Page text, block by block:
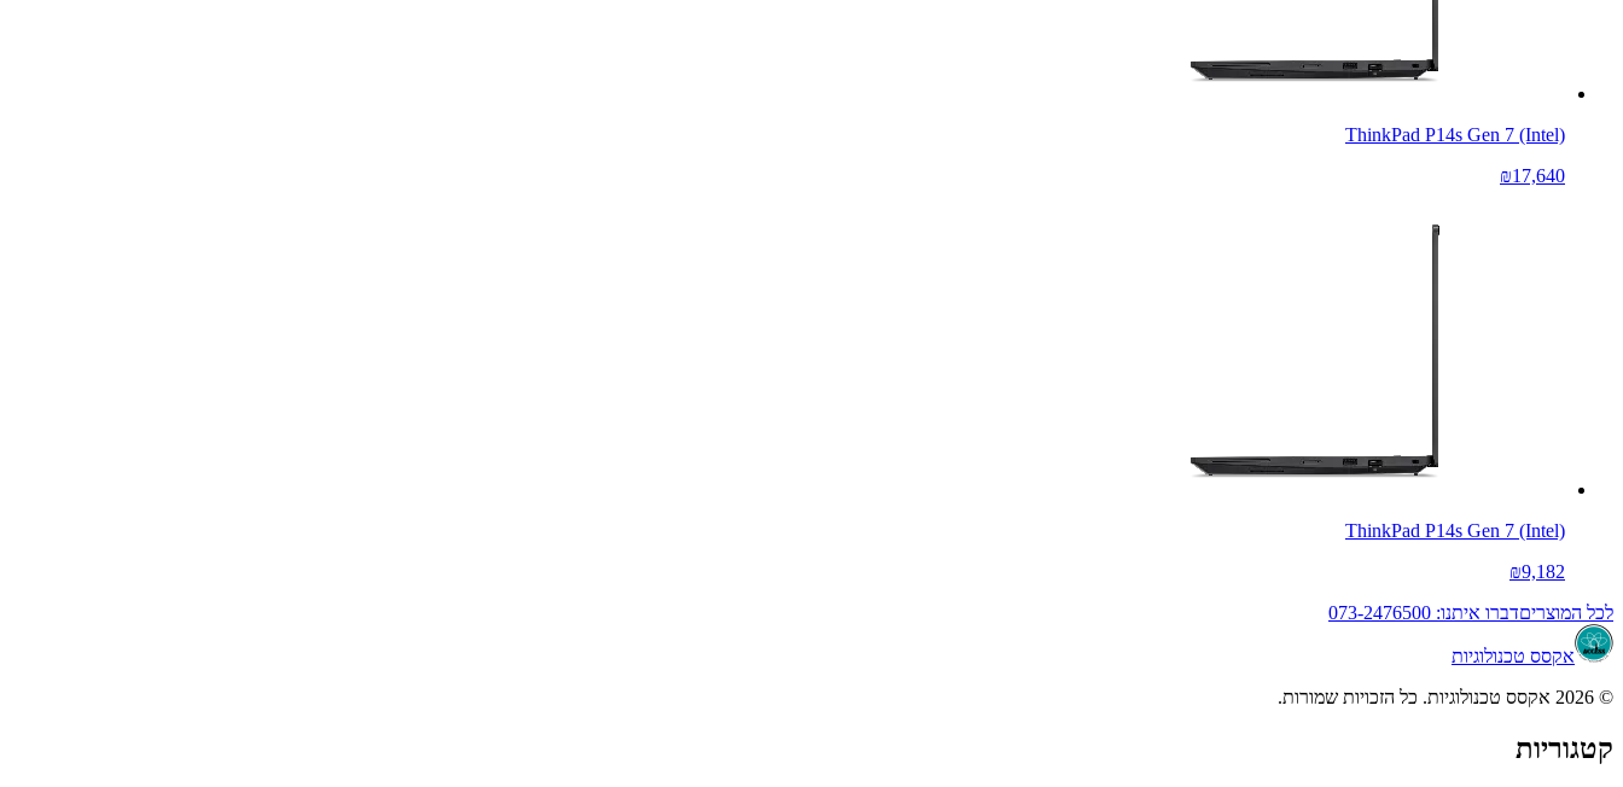
ThinkPad P14s Gen 7 (Intel)
₪17,640
ThinkPad P14s Gen 7 (Intel)
₪9,182
לכל המוצריםדברו איתנו: 073-2476500
אקסס טכנולוגיות
© 2026 אקסס טכנולוגיות. כל הזכויות שמורות.
קטגוריות